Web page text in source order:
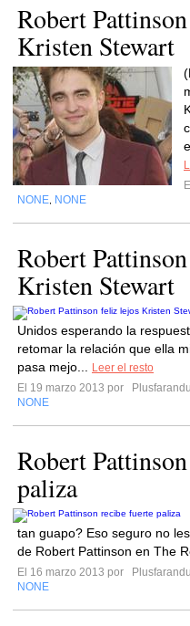
Robert
Kristen Stewart
NONE NONE
Robert
Kristen Stewart
Unidos esperando la
retomar la relación que ella
pasa mejo...
Leer el resto
El 19 marzo 2013 por
NONE
Robert
paliza
tan guapo? Eso seguro no
de Robert Pattinson en The
El 16 marzo 2013 por
NONE